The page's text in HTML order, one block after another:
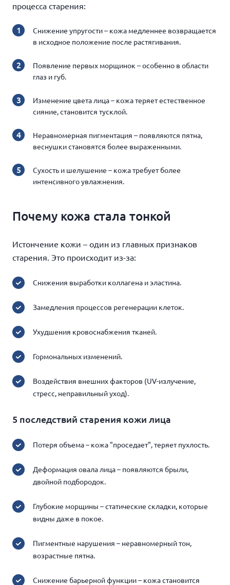
процесса старения:
Снижение упругости – кожа медленнее возвращается
в исходное положение после растягивания.
Появление первых морщинок – особенно в области
глаз и губ.
Изменение цвета лица – кожа теряет естественное
сияние, становится тусклой.
Неравномерная пигментация – появляются пятна,
веснушки становятся более выраженными.
Сухость и шелушение – кожа требует более
интенсивного увлажнения.
Почему кожа стала тонкой
Истончение кожи – один из главных признаков
старения. Это происходит из-за:
Снижения выработки коллагена и эластина.
Замедления процессов регенерации клеток.
Ухудшения кровоснабжения тканей.
Гормональных изменений.
Воздействия внешних факторов (UV-излучение,
стресс, неправильный уход).
5 последствий старения кожи лица
Потеря объема – кожа "проседает", теряет пухлость.
Деформация овала лица – появляются брыли,
двойной подбородок.
Глубокие морщины – статические складки, которые
видны даже в покое.
Пигментные нарушения – неравномерный тон,
возрастные пятна.
Снижение барьерной функции – кожа становится